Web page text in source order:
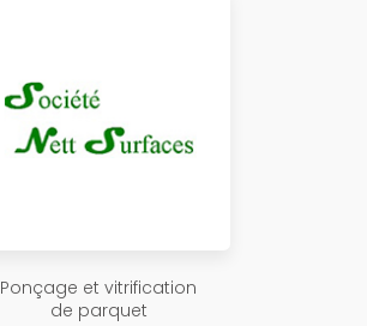
Ponçage et vitrification
de parquet